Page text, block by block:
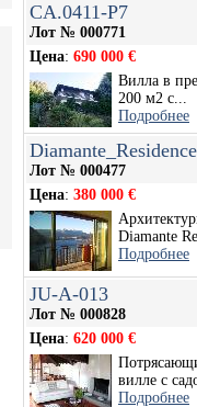
CA.0411-P7
Лот № 000771
Цена: 690 000 €
Вилла в
200 м2 с...
Подробнее
Diamante_Residence
Лот № 000477
Цена: 380 000 €
Diamante
Подробнее
JU-A-013
Лот № 000828
Цена: 620 000 €
вилле с
Подробнее